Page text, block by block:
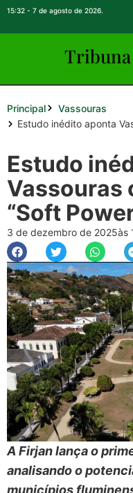
15:32 - 7 de agosto de 2026.
Principal
Vassouras
Estudo inédito aponta
Estudo
Vassouras
“Soft
3 de dezembro de 2025às
A Firjan lança o
analisando o
municípios